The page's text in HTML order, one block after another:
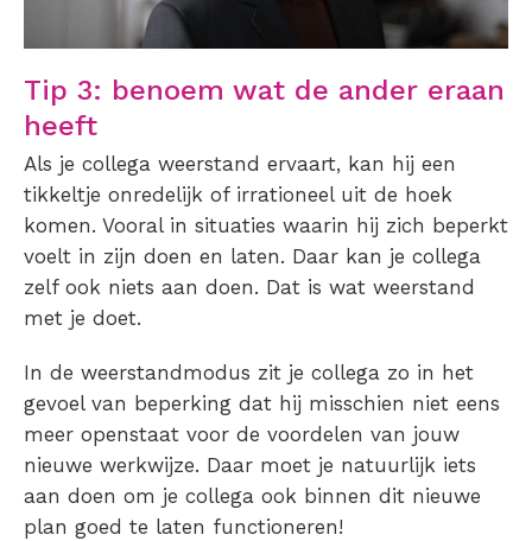
Tip 3: benoem wat de ander eraan
heeft
Als je collega weerstand ervaart, kan hij een
tikkeltje onredelijk of irrationeel uit de hoek
komen. Vooral in situaties waarin hij zich beperkt
voelt in zijn doen en laten. Daar kan je collega
zelf ook niets aan doen. Dat is wat weerstand
met je doet.
In de weerstandmodus zit je collega zo in het
gevoel van beperking dat hij misschien niet eens
meer openstaat voor de voordelen van jouw
nieuwe werkwijze. Daar moet je natuurlijk iets
aan doen om je collega ook binnen dit nieuwe
plan goed te laten functioneren!